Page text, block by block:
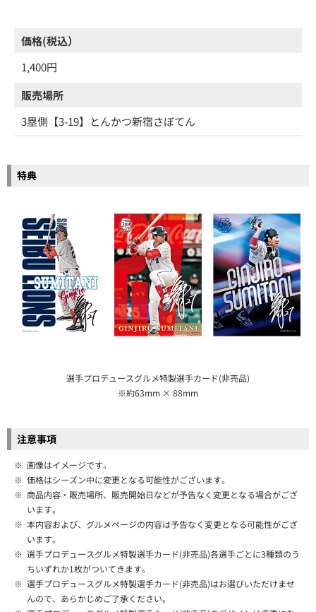
価格(税込）
1,400円
販売場所
3塁側【3-19】とんかつ新宿さぼてん
特典
選手プロデュースグルメ特製選手カード(非売品)
※約63mm × 88mm
注意事項
※ 画像はイメージです。
※ 価格はシーズン中に変更となる可能性がございます。
※ 商品内容・販売場所、販売開始日などが予告なく変更となる場合がござ
います。
※ 本内容および、グルメページの内容は予告なく変更となる可能性がござ
います。
※ 選手プロデュースグルメ特製選手カード(非売品)各選手ごとに3種類のう
ちいずれか1枚がついてきます。
※ 選手プロデュースグルメ特製選手カード(非売品)はお選びいただけませ
んので、あらかじめご了承ください。